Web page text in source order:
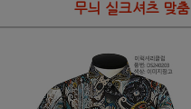
무늬 실크셔츠 맞춤